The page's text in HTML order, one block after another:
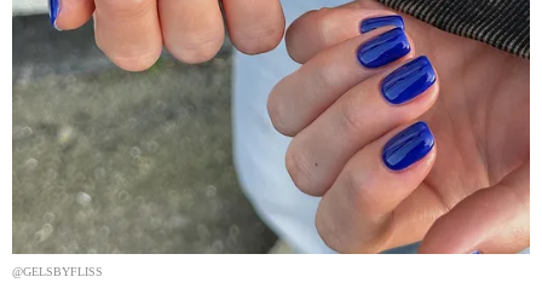
@GELSBYFLISS